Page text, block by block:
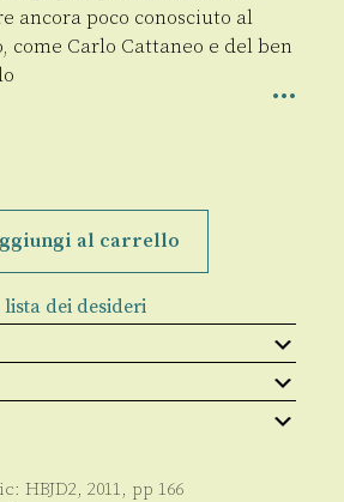
ancora poco conosciuto al
come Carlo Cattaneo e del ben
al carrello
dei desideri
HBJD2, 2011, pp 166